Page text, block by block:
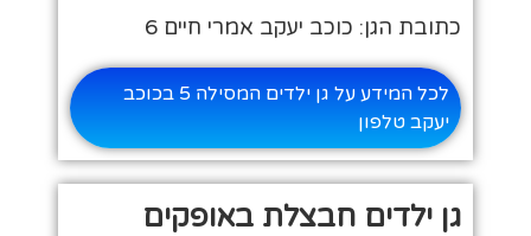
כתובת הגן: כוכב יעקב אמרי חיים 6
לכל המידע על גן ילדים המסילה 5 בכוכב
יעקב טלפון
גן ילדים חבצלת באופקים